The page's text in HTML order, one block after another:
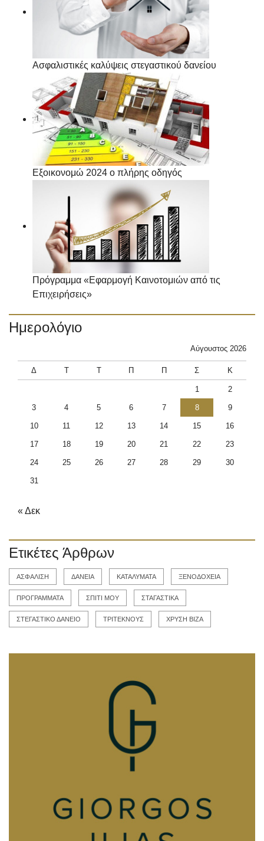
Ασφαλιστικές καλύψεις στεγαστικού δανείου
Εξοικονομώ 2024 ο πλήρης οδηγός
Πρόγραμμα «Εφαρμογή Καινοτομιών από τις
Επιχειρήσεις»
Ημερολόγιο
Αύγουστος 2026
Δ Τ Τ Π Π Σ Κ
1 2
3 4 5 6 7 8 9
10 11 12 13 14 15 16
17 18 19 20 21 22 23
24 25 26 27 28 29 30
31
« Δεκ
Ετικέτες Άρθρων
ΑΣΦΑΛΙΣΗ ΔΑΝΕΙΑ ΚΑΤΑΛΥΜΑΤΑ ΞΕΝΟΔΟΧΕΙΑ
ΠΡΟΓΡΑΜΜΑΤΑ ΣΠΙΤΙ ΜΟΥ ΣΤΑΓΑΣΤΙΚΑ
ΣΤΕΓΑΣΤΙΚΟ ΔΑΝΕΙΟ ΤΡΙΤΕΚΝΟΥΣ ΧΡΥΣΗ ΒΙΖΑ